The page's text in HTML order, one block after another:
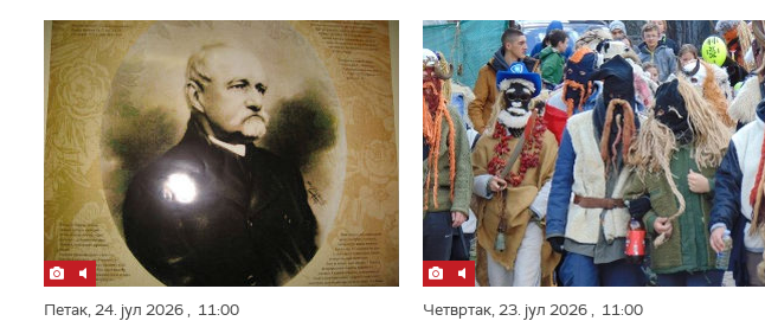
Петак,24. јул 2026, 11:00 Четвртак,23. јул 2026, 11:00